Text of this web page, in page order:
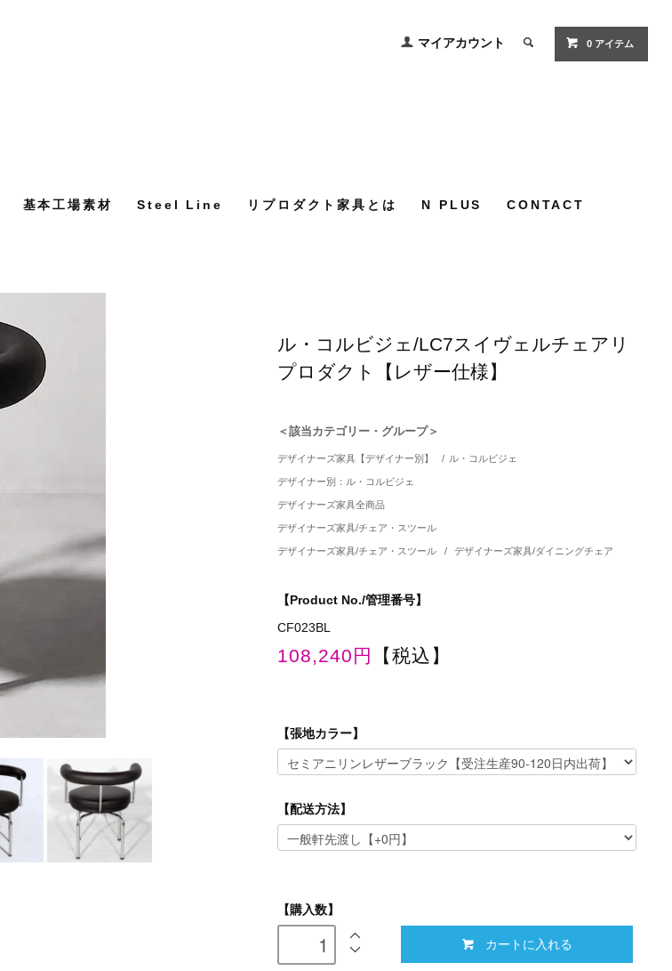
マイアカウント 0 アイテム
基本工場素材 Steel Line リプロダクト家具とは N PLUS CONTACT
ル・コルビジェ/LC7スイヴェルチェアリ
プロダクト【レザー仕様】
＜該当カテゴリー・グループ＞
デザイナーズ家具【デザイナー別】 / ル・コルビジェ
デザイナー別：ル・コルビジェ
デザイナーズ家具全商品
デザイナーズ家具/チェア・スツール
デザイナーズ家具/チェア・スツール / デザイナーズ家具/ダイニングチェア
【Product No./管理番号】
CF023BL
108,240円 【税込】
【張地カラー】
【配送方法】
【購入数】
カートに入れる